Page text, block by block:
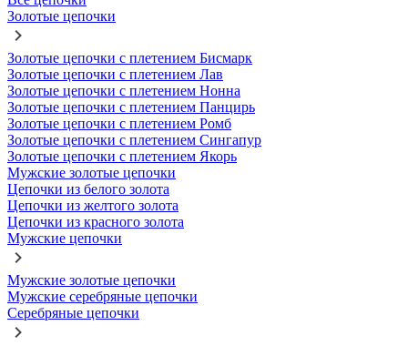
Золотые цепочки
Золотые цепочки с плетением Бисмарк
Золотые цепочки с плетением Лав
Золотые цепочки с плетением Нонна
Золотые цепочки с плетением Панцирь
Золотые цепочки с плетением Ромб
Золотые цепочки с плетением Сингапур
Золотые цепочки с плетением Якорь
Мужские золотые цепочки
Цепочки из белого золота
Цепочки из желтого золота
Цепочки из красного золота
Мужские цепочки
Мужские золотые цепочки
Мужские серебряные цепочки
Серебряные цепочки